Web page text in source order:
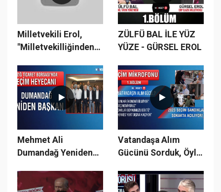
Milletvekili Erol,
"Milletvekilliğinden
#milletittifakı
#cumhurittifakı
ZÜLFÜ BAL İLE YÜZ
YÜZE - GÜRSEL EROL
Mehmet Ali
Dumandağ Yeniden
Vatandaşa Alım
Gücünü Sorduk, Öyle